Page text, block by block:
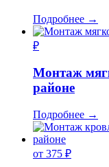
Подробнее →
₽
Монтаж
районе
Подробнее →
от 375 ₽